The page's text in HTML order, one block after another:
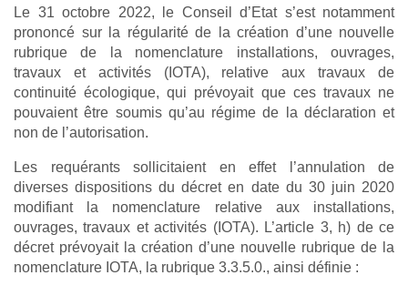
Le 31 octobre 2022, le Conseil d’Etat s’est notamment
prononcé sur la régularité de la création d’une nouvelle
rubrique de la nomenclature installations, ouvrages,
travaux et activités (IOTA), relative aux travaux de
continuité écologique, qui prévoyait que ces travaux ne
pouvaient être soumis qu’au régime de la déclaration et
non de l’autorisation.
Les requérants sollicitaient en effet l’annulation de
diverses dispositions du décret en date du 30 juin 2020
modifiant la nomenclature relative aux installations,
ouvrages, travaux et activités (IOTA). L’article 3, h) de ce
décret prévoyait la création d’une nouvelle rubrique de la
nomenclature IOTA, la rubrique 3.3.5.0., ainsi définie :